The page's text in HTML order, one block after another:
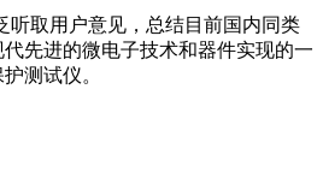
取用户意见，总结目前国内同类
先进的微电子技术和器件实现的一
测试仪。